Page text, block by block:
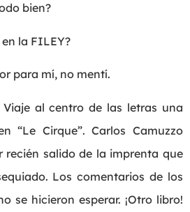
bien?
la FILEY?
para mí, no mentí.
al centro de las letras una
“Le Cirque”. Carlos Camuzzo
recién salido de la imprenta que
Los comentarios de los
se hicieron esperar. ¡Otro libro!